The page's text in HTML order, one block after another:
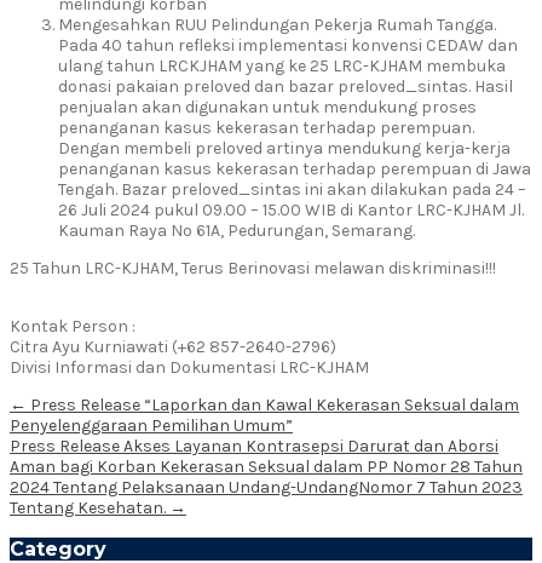
melindungi korban
Mengesahkan RUU Pelindungan Pekerja Rumah Tangga.
Pada 40 tahun refleksi implementasi konvensi CEDAW dan
ulang tahun LRCKJHAM yang ke 25 LRC-KJHAM membuka
donasi pakaian preloved dan bazar preloved_sintas. Hasil
penjualan akan digunakan untuk mendukung proses
penanganan kasus kekerasan terhadap perempuan.
Dengan membeli preloved artinya mendukung kerja-kerja
penanganan kasus kekerasan terhadap perempuan di Jawa
Tengah. Bazar preloved_sintas ini akan dilakukan pada 24 –
26 Juli 2024 pukul 09.00 – 15.00 WIB di Kantor LRC-KJHAM Jl.
Kauman Raya No 61A, Pedurungan, Semarang.
25 Tahun LRC-KJHAM, Terus Berinovasi melawan diskriminasi!!!
Kontak Person :
Citra Ayu Kurniawati (+62 857-2640-2796)
Divisi Informasi dan Dokumentasi LRC-KJHAM
Post
navigation
← Press Release “Laporkan dan Kawal Kekerasan Seksual dalam
Penyelenggaraan Pemilihan Umum”
Press Release Akses Layanan Kontrasepsi Darurat dan Aborsi
Aman bagi Korban Kekerasan Seksual dalam PP Nomor 28 Tahun
2024 Tentang Pelaksanaan Undang-UndangNomor 7 Tahun 2023
Tentang Kesehatan. →
Category